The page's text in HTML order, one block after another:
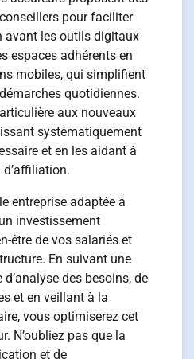
pour faciliter
avant les outils digitaux
espaces adhérents en
mobiles, qui simplifient
quotidiennes.
aux nouveaux
systématiquement
et en les aidant à
entreprise adaptée à
investissement
être de vos salariés et
En suivant une
des besoins, de
et en veillant à la
vous optimiserez cet
N’oubliez pas que la
et de